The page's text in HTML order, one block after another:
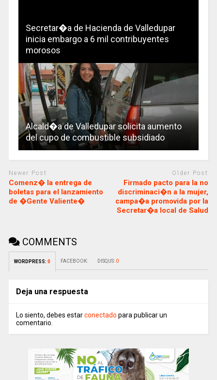
Secretar�a de Hacienda de Valledupar
inicia embargo a 6 mil contribuyentes
morosos
Alcald�a de Valledupar solicita aumento
del cupo de combustible subsidiado
Newer Post
Comenz� la entrega de
boletas para el lanzamiento
de �Gente Valiente�
Older Post
Firmado pacto para la no
discriminaci�n a la mujer,
campa�a promovida por la
Secretar�a local de Salud
COMMENTS
WORDPRESS: 0 FACEBOOK: DISQUS: 0
Deja una respuesta
Lo siento, debes estarconectado para publicar un
comentario.